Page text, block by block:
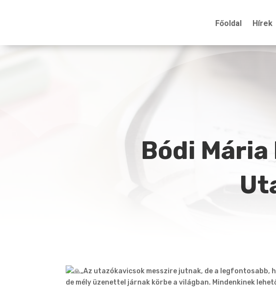
Főoldal Hírek
Bódi
„Az utazókavicsok messzire jutnak, de a legfontosabb,
de mély üzenettel járnak körbe a világban. Mindenkinek